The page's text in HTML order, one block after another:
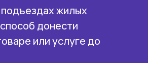
жилых
донести
или услуге до